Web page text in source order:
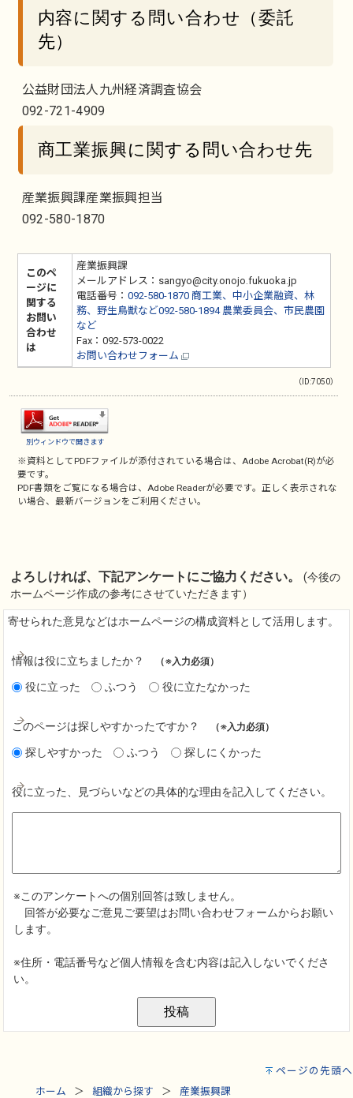
内容に関する問い合わせ（委託
先）
公益財団法人九州経済調査協会
092-721-4909
商工業振興に関する問い合わせ先
産業振興課産業振興担当
092-580-1870
このペ
ージに
関する
お問い
合わせ
は
産業振興課
メールアドレス：sangyo@city.onojo.fukuoka.jp
電話番号： 092-580-1870 商工業、中小企業融資、林
務、野生鳥獣など092-580-1894 農業委員会、市民農園
など
Fax：092-573-0022
お問い合わせフォーム
（ID:7050）
別ウィンドウで開きます
※資料としてPDFファイルが添付されている場合は、Adobe Acrobat(R)が必
要です。
PDF書類をご覧になる場合は、Adobe Readerが必要です。正しく表示されな
い場合、最新バージョンをご利用ください。
ページの先頭へ
ホーム
組織から探す
産業振興課